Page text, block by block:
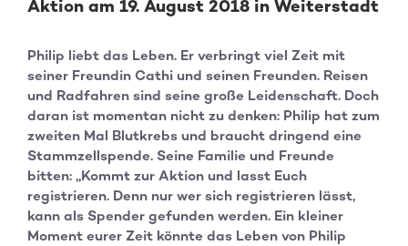
Aktion am 19. August 2018 in Weiterstadt
Philip liebt das Leben. Er verbringt viel Zeit mit
seiner Freundin Cathi und seinen Freunden. Reisen
und Radfahren sind seine große Leidenschaft. Doch
daran ist momentan nicht zu denken: Philip hat zum
zweiten Mal Blutkrebs und braucht dringend eine
Stammzellspende. Seine Familie und Freunde
bitten: „Kommt zur Aktion und lasst Euch
registrieren. Denn nur wer sich registrieren lässt,
kann als Spender gefunden werden. Ein kleiner
Moment eurer Zeit könnte das Leben von Philip